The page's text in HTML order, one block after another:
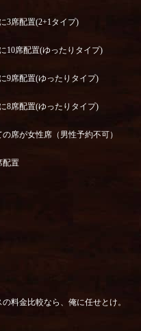
3席配置(2+1タイプ)
10席配置(ゆったりタイプ)
9席配置(ゆったりタイプ)
8席配置(ゆったりタイプ)
席が女性席（男性予約不可）
配置
料金比較なら、俺に任せとけ。